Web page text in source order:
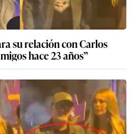
su relación con Carlos
hace 23 años”